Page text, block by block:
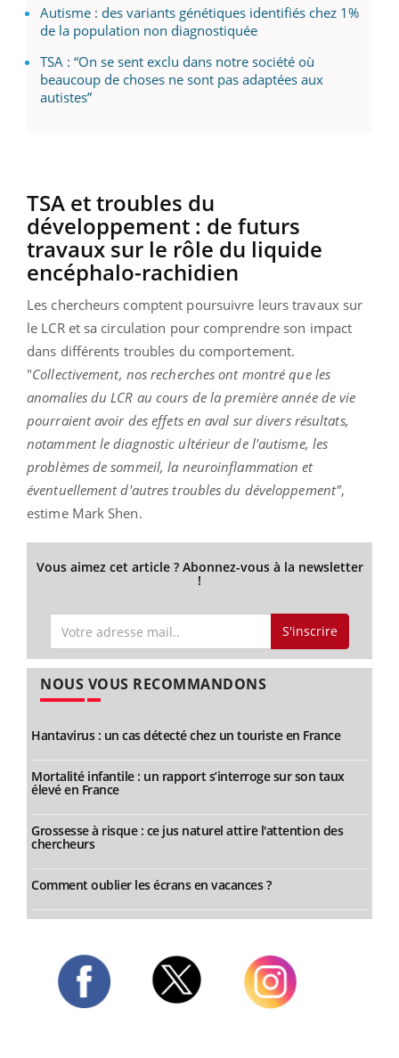
Autisme : des variants génétiques identifiés chez 1%
de la population non diagnostiquée
TSA : “On se sent exclu dans notre société où
beaucoup de choses ne sont pas adaptées aux
autistes”
TSA et troubles du
développement : de futurs
travaux sur le rôle du liquide
encéphalo-rachidien
Les chercheurs comptent poursuivre leurs travaux sur
le LCR et sa circulation pour comprendre son impact
dans différents troubles du comportement.
"Collectivement, nos recherches ont montré que les
anomalies du LCR au cours de la première année de vie
pourraient avoir des effets en aval sur divers résultats,
notamment le diagnostic ultérieur de l'autisme, les
problèmes de sommeil, la neuroinflammation et
éventuellement d'autres troubles du développement",
estime Mark Shen.
Vous aimez cet article ? Abonnez-vous à la newsletter
!
S'inscrire
NOUS VOUS RECOMMANDONS
Hantavirus : un cas détecté chez un touriste en France
Mortalité infantile : un rapport s’interroge sur son taux
élevé en France
Grossesse à risque : ce jus naturel attire l'attention des
chercheurs
Comment oublier les écrans en vacances ?